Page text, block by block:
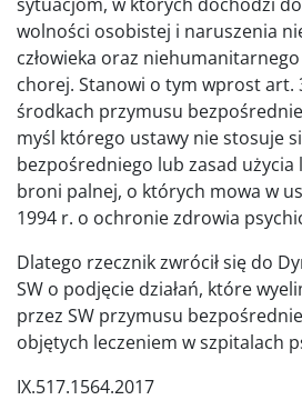
wolności osobistej i naruszenia
człowieka oraz
chorej. Stanowi o tym wprost art.
środkach przymusu
myśl którego ustawy nie stosuje
bezpośredniego lub zasad
broni palnej, o których mowa w
1994 r. o ochronie zdrowia
Dlatego rzecznik zwrócił się do
SW o podjęcie działań, które
przez SW przymusu
objętych leczeniem w szpitalach
IX.517.1564.2017